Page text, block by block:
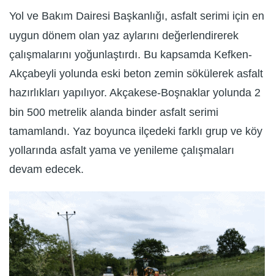
Yol ve Bakım Dairesi Başkanlığı, asfalt serimi için en
uygun dönem olan yaz aylarını değerlendirerek
çalışmalarını yoğunlaştırdı. Bu kapsamda Kefken-
Akçabeyli yolunda eski beton zemin sökülerek asfalt
hazırlıkları yapılıyor. Akçakese-Boşnaklar yolunda 2
bin 500 metrelik alanda binder asfalt serimi
tamamlandı. Yaz boyunca ilçedeki farklı grup ve köy
yollarında asfalt yama ve yenileme çalışmaları
devam edecek.